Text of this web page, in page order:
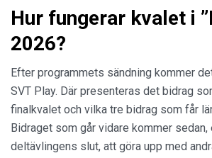
Hur fungerar kvalet i
2026?
Efter programmets sändning kommer
SVT Play. Där presenteras det bidrag
finalkvalet och vilka tre bidrag som får
Bidraget som går vidare kommer
deltävlingens slut, att göra upp med